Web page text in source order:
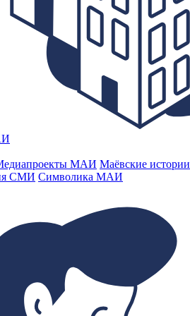
МАИ Маёвские
СМИ Символика МАИ